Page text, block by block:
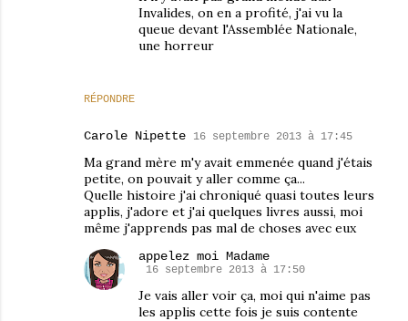
RÉPONDRE
Invalides, on en a profité, j'ai vu la
queue devant l'Assemblée Nationale,
une horreur
Carole Nipette 16 septembre 2013 à 17:45
Ma grand mère m'y avait emmenée quand j'étais
petite, on pouvait y aller comme ça...
Quelle histoire j'ai chroniqué quasi toutes leurs
applis, j'adore et j'ai quelques livres aussi, moi
même j'apprends pas mal de choses avec eux
appelez moi Madame
16 septembre 2013 à 17:50
Je vais aller voir ça, moi qui n'aime pas
les applis cette fois je suis contente